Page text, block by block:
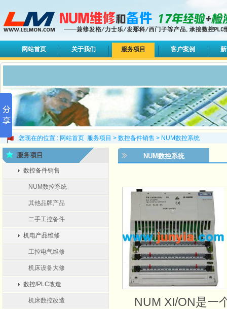
网站首页 关于我们 服务项目 客户案例
您现在的位置 : 网站首页 服务项目 > 数控备件销售 > NUM数控系统
NUM数控系统
NUM XI/ON是一
服务项目
数控备件销售
NUM数控系统
其他品牌产品
二手工控备件
机电产品维修
工控电气维修
机床设备大修
数控/PLC改造
机床数控改造